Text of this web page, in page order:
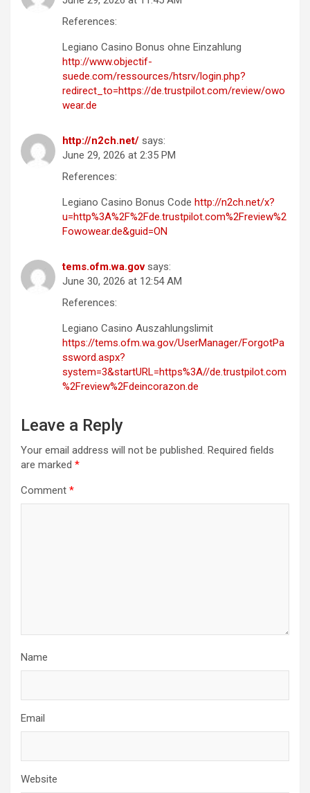
References:
Legiano Casino Bonus ohne Einzahlung
http://www.objectif-
suede.com/ressources/htsrv/login.php?
redirect_to=https://de.trustpilot.com/review/owo
wear.de
http://n2ch.net/ says:
June 29, 2026 at 2:35 PM
References:
Legiano Casino Bonus Code http://n2ch.net/x?
u=http%3A%2F%2Fde.trustpilot.com%2Freview%2
Fowowear.de&guid=ON
tems.ofm.wa.gov says:
June 30, 2026 at 12:54 AM
References:
Legiano Casino Auszahlungslimit
https://tems.ofm.wa.gov/UserManager/ForgotPa
ssword.aspx?
system=3&startURL=https%3A//de.trustpilot.com
%2Freview%2Fdeincorazon.de
Leave a Reply
Your email address will not be published. Required fields
are marked *
Comment *
Name
Email
Website